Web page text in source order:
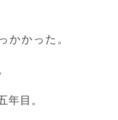
かかった。
年目。